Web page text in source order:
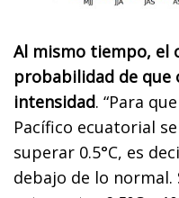
Al mismo tiempo, el
probabilidad de que
intensidad. “Para
Pacífico ecuatorial
superar 0.5°C, es
debajo de lo